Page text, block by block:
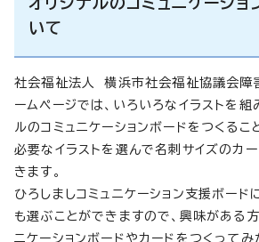
いて
社会福祉法人 横浜市社会福祉協議会障
ームページでは、いろいろなイラストを組
ルのコミュニケーションボードをつくるこ
必要なイラストを選んで名刺サイズのカ
きます。
ひろしましコミュニケーション支援ボード
も選ぶことができますので、興味がある方
ニケーションボードやカードをつくってみ